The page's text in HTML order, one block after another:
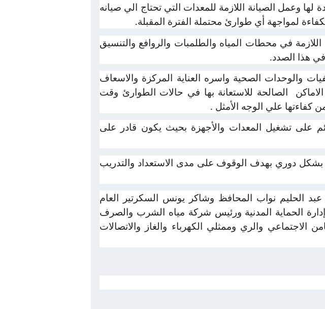
وعمل الصيانة اللازمة للمعدات التي تحتاج الي صيانه
لمواجهة أي طوارئ محتملة الفترة المقبلة.
في محطات المياه والطلمبات والروافع والتنسيق
هذا الصدد.
والوحدات الصحية واسره العناية المركزة والاسعاف
الصالحة للاستعانة بها في حالات الطوارئ وقت
كفاءتها علي الوجه الأمثل .
على تشغيل المعدات والأجهزة بحيث يكون قادر على
بشكل دوري بهدف الوقوف على مدى الاستعداد والتدريب
الحليم نواب المحافظ وشاكر يونس السكرتير العام
الحماية المدنية ورئيس شركة مياه الشرب والصرف
الاجتماعي والري وممثلي الكهرباء والغاز والاتصالات